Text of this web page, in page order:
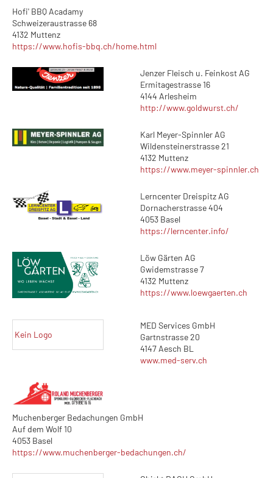
Hofi' BBQ Acadamy
Schweizeraustrasse 68
4132 Muttenz
https://www.hofis-bbq.ch/home.html
Jenzer Fleisch u. Feinkost AG
Ermitagestrasse 16
4144 Arlesheim
http://www.goldwurst.ch/
Karl Meyer-Spinnler AG
Wildensteinerstrasse 21
4132 Muttenz
https://www.meyer-spinnler.ch
Lerncenter Dreispitz AG
Dornacherstrasse 404
4053 Basel
https://lerncenter.info/
Löw Gärten AG
Gwidemstrasse 7
4132 Muttenz
https://www.loewgaerten.ch
Kein Logo
MED Services GmbH
Gartnstrasse 20
4147 Aesch BL
www.med-serv.ch
Muchenberger Bedachungen GmbH
Auf dem Wolf 10
4053 Basel
https://www.muchenberger-bedachungen.ch/